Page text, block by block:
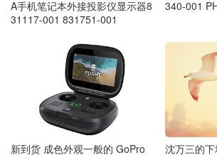
A手机笔记本外接投影仪显示器8
31117-001 831751-001
340-001
新到货 成色外观一般的 GoPro 沈万三的下